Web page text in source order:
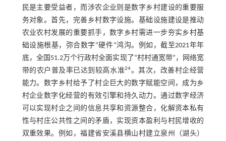
民是主要受益者，而涉农企业则是数字乡村建设的重要服
务对象。首先，完善乡村数字设施。基础设施建设是推动
农业农村发展的重要抓手，数字乡村需进一步夯实乡村基
础设施根基，弥合数字“硬件”鸿沟。例如，截至2021年年
底，全国51.2万个行政村全面实现了“村村通宽带”，网络宽
带的农户普及率已达到较高水准24。其次，改善村企经营
能力。数字乡村给予了村企巨大的数字赋能空间，成为乡
村企业数字化经营的有效引擎和持久动力。通过数字经济
可以实现村企之间的信息共享和资源整合，化解资本私有
性与村庄公共性之间的矛盾，实现资本盈利与村民增收的
双重效果。例如，福建省安溪县横山村建立泉州（湖头）